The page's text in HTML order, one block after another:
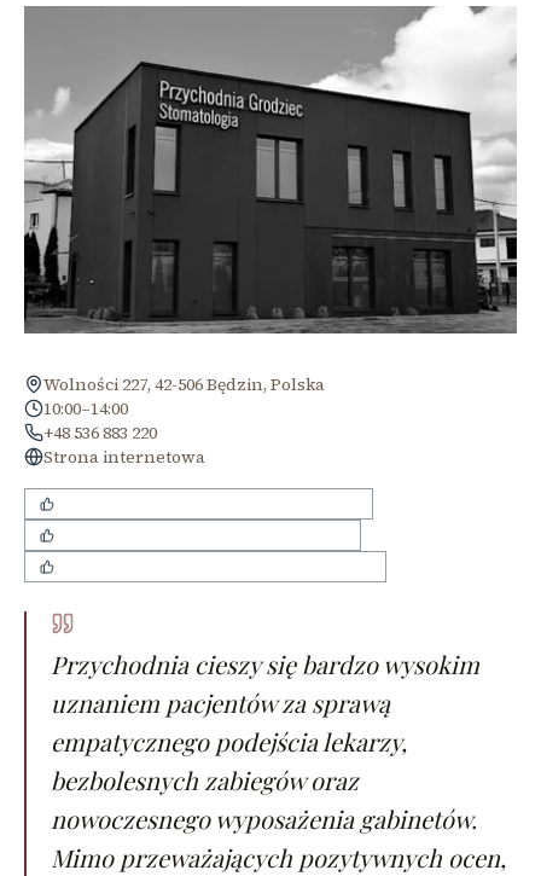
Wolności 227, 42-506 Będzin, Polska
10:00–14:00
+48 536 883 220
Strona internetowa
Przychodnia cieszy się bardzo wysokim
uznaniem pacjentów za sprawą
empatycznego podejścia lekarzy,
bezbolesnych zabiegów oraz
nowoczesnego wyposażenia gabinetów.
Mimo przeważających pozytywnych ocen,